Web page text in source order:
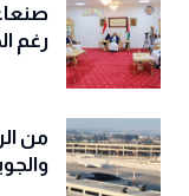
رغم
من